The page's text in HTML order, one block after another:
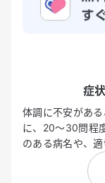
症
体調に不安があ
に、20〜30問程
のある病名や、